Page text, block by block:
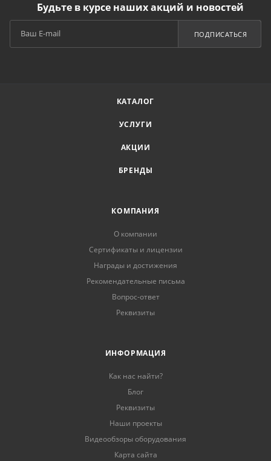
Будьте в курсе наших акций и новостей
ПОДПИСАТЬСЯ
КАТАЛОГ
УСЛУГИ
АКЦИИ
БРЕНДЫ
КОМПАНИЯ
О компании
Сертификаты и лицензии
Награды и достижения
Рекомендательные письма
Вопрос-ответ
Реквизиты
ИНФОРМАЦИЯ
Как нас найти?
Блог
Реквизиты
Наши проекты
Видеообзоры оборудования
Карта сайта